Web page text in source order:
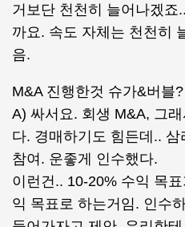
거보단 천천히 늘어나겠죠
까요. 속도 자체는 천천히
음.
M&A 진행한것 슈가&버블
A) 싸서요. 회생 M&A, 그
다. 경매하기도 힘든데..
참여. 운좋게 인수했다.
이런건.. 10-20% 수익 목
익 목표로 하는거임. 인수